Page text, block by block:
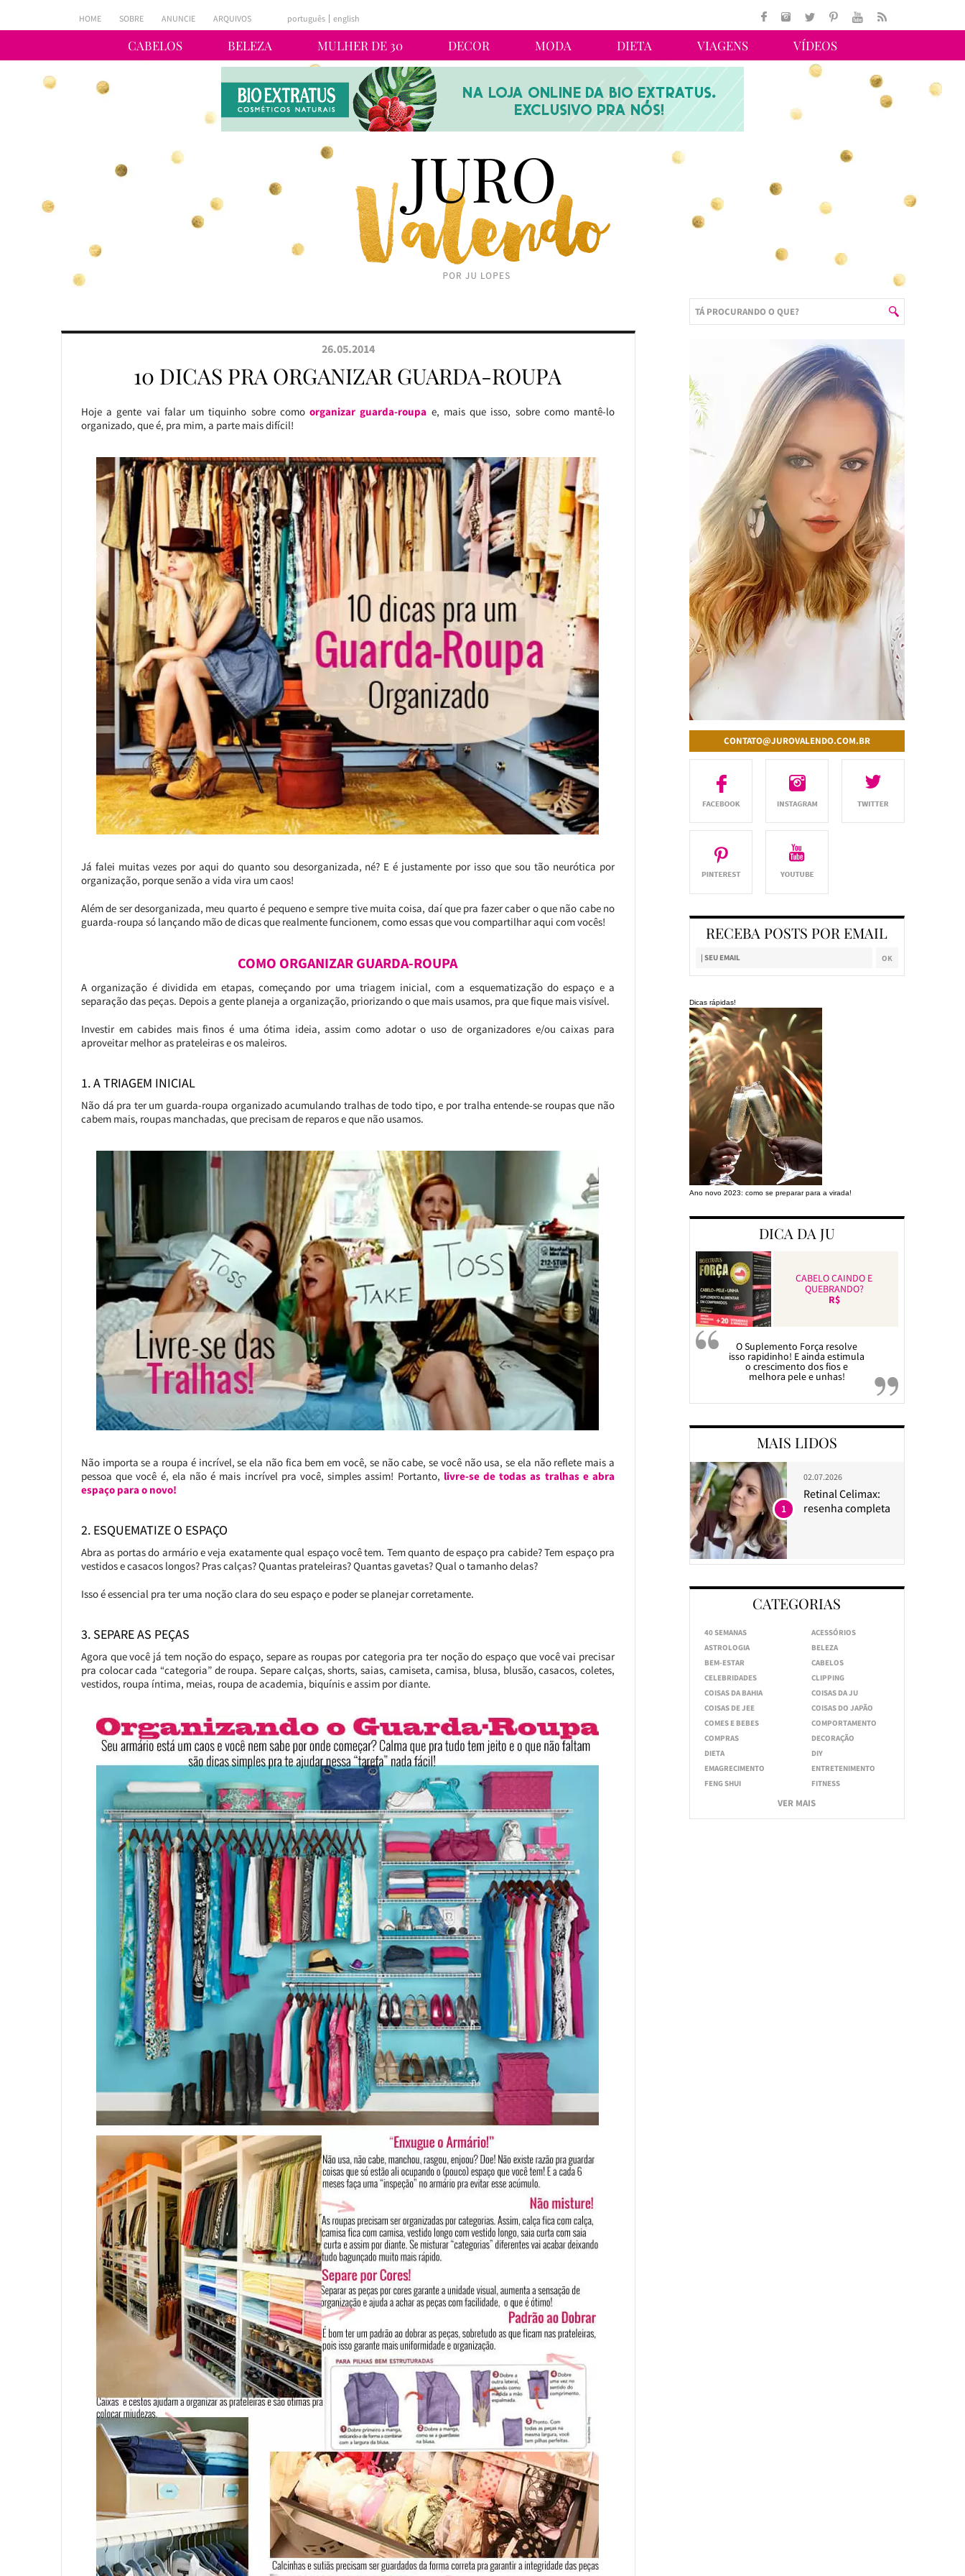
CABELOS BELEZA MULHER DE 30 DECOR MODA DIETA VIAGENS VÍDEOS
HOME SOBRE ANUNCIE ARQUIVOS português english
26.05.2014
10 DICAS PRA ORGANIZAR GUARDA-ROUPA
Hoje a gente vai falar um tiquinho sobre comoorganizar guarda-roupa e, mais que isso, sobre como mantê-lo
organizado, que é, pra mim, a parte mais difícil!
Já falei muitas vezes por aqui do quanto sou desorganizada, né? E é justamente por isso que sou tão neurótica por
organização, porque senão a vida vira um caos!
Além de ser desorganizada, meu quarto é pequeno e sempre tive muita coisa, daí que pra fazer caber o que não cabe no
guarda-roupa só lançando mão de dicas que realmente funcionem, como essas que vou compartilhar aqui com vocês!
COMO ORGANIZAR GUARDA-ROUPA
A organização é dividida em etapas, começando por uma triagem inicial, com a esquematização do espaço e a
separação das peças. Depois a gente planeja a organização, priorizando o que mais usamos, pra que fique mais visível.
Investir em cabides mais finos é uma ótima ideia, assim como adotar o uso de organizadores e/ou caixas para
aproveitar melhor as prateleiras e os maleiros.
1. A TRIAGEM INICIAL
Não dá pra ter um guarda-roupa organizado acumulando tralhas de todo tipo, e por tralha entende-se roupas que não
cabem mais, roupas manchadas, que precisam de reparos e que não usamos.
Não importa se a roupa é incrível, se ela não fica bem em você, se não cabe, se você não usa, se ela não reflete mais a
pessoa que você é, ela não é mais incrível pra você, simples assim! Portanto, livre-se de todas as tralhas e abra
espaço para o novo!
2. ESQUEMATIZE O ESPAÇO
Abra as portas do armário e veja exatamente qual espaço você tem. Tem quanto de espaço pra cabide? Tem espaço pra
vestidos e casacos longos? Pras calças? Quantas prateleiras? Quantas gavetas? Qual o tamanho delas?
Isso é essencial pra ter uma noção clara do seu espaço e poder se planejar corretamente.
3. SEPARE AS PEÇAS
Agora que você já tem noção do espaço, separe as roupas por categoria pra ter noção do espaço que você vai precisar
pra colocar cada “categoria” de roupa. Separe calças, shorts, saias, camiseta, camisa, blusa, blusão, casacos, coletes,
vestidos, roupa íntima, meias, roupa de academia, biquínis e assim por diante.
CONTATO@JUROVALENDO.COM.BR
RECEBA POSTS POR EMAIL
Dicas rápidas!
Ano novo 2023: como se preparar para a virada!
DICA DA JU
CABELO CAINDO E
QUEBRANDO?
R$
O Suplemento Força resolve
isso rapidinho! E ainda estimula
o crescimento dos fios e
melhora pele e unhas!
MAIS LIDOS
02.07.2026
Retinal Celimax:
resenha completa
1
CATEGORIAS
40 SEMANAS
ACESSÓRIOS
ASTROLOGIA
BELEZA
BEM-ESTAR
CABELOS
CELEBRIDADES
CLIPPING
COISAS DA BAHIA
COISAS DA JU
COISAS DE JEE
COISAS DO JAPÃO
COMES E BEBES
COMPORTAMENTO
COMPRAS
DECORAÇÃO
DIETA
DIY
EMAGRECIMENTO
ENTRETENIMENTO
FENG SHUI
FITNESS
VER MAIS